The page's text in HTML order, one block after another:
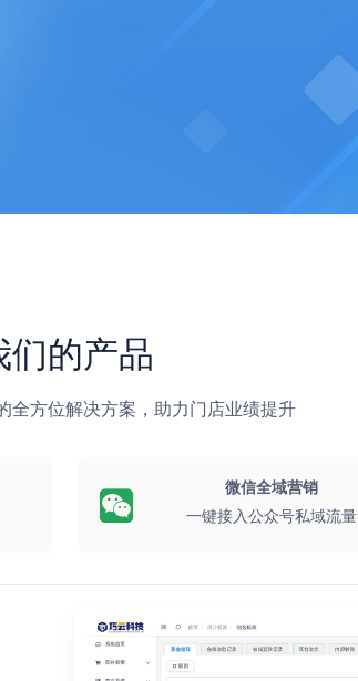
们的产品
全方位解决方案，助力门店业绩提升
微信全域营销
一键接入公众号私域流量